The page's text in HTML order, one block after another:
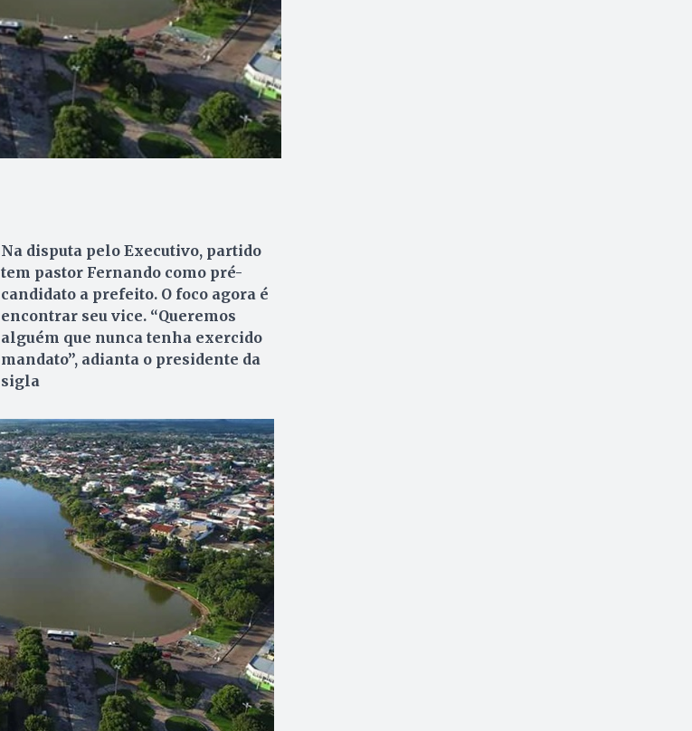
Na disputa pelo Executivo, partido
tem pastor Fernando como pré-
candidato a prefeito. O foco agora é
encontrar seu vice. “Queremos
alguém que nunca tenha exercido
mandato”, adianta o presidente da
sigla